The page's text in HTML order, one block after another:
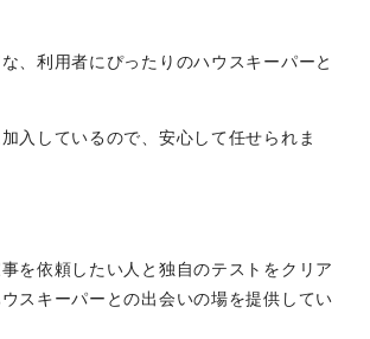
、利用者にぴったりのハウスキーパーと
入しているので、安心して任せられま
を依頼したい人と独自のテストをクリア
スキーパーとの出会いの場を提供してい